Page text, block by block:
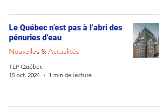
Le Québec n’est pas à l’abri des
pénuries d’eau
Nouvelles & Actualités
TEP Québec
15 oct. 2024
1 min de lecture